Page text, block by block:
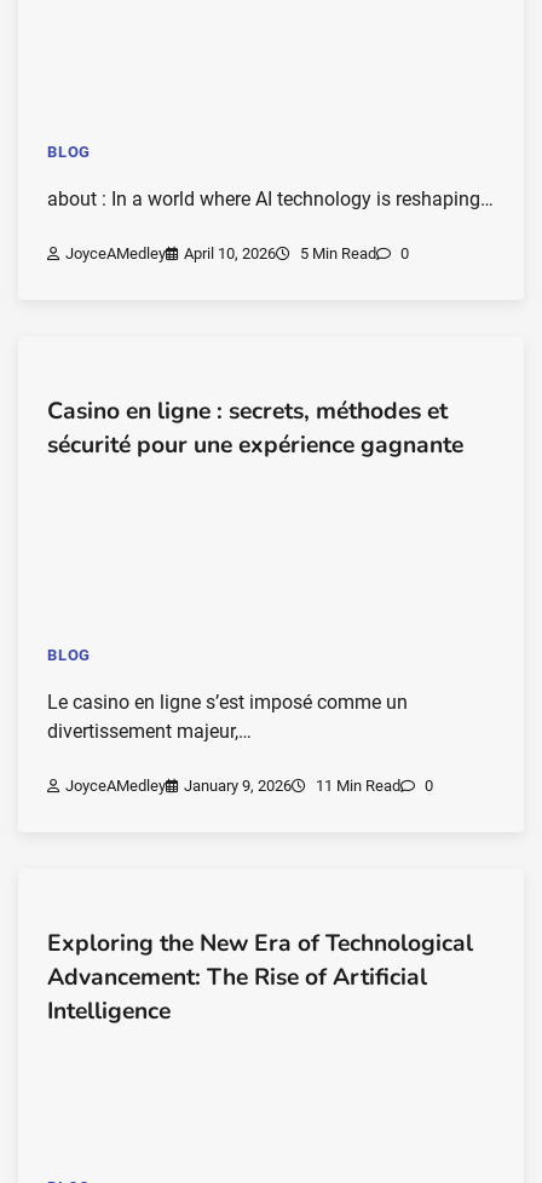
BLOG
about : In a world where AI technology is reshaping…
JoyceAMedley April 10, 2026 5 Min Read 0
Casino en ligne : secrets, méthodes et
sécurité pour une expérience gagnante
BLOG
Le casino en ligne s’est imposé comme un
divertissement majeur,…
JoyceAMedley January 9, 2026 11 Min Read 0
Exploring the New Era of Technological
Advancement: The Rise of Artificial
Intelligence